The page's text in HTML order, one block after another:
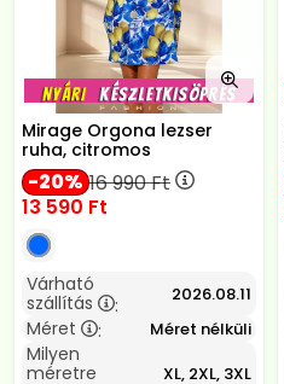
Mirage Orgona lezser
ruha, citromos
20 16 990Ft
13 590 Ft
Várható
szállítás
: 2026.08.11
Méret : Méret nélküli
Milyen
méretre
XL, 2XL, 3XL